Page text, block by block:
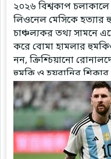
২০২৬ বিশ্বকাপ
লিওনেল মেসিকে হত্যার
চাঞ্চল্যকর তথ্য সামনে
করে বোমা হামলার
নন, ক্রিশ্চিয়ানো
হুমকি ও হয়রানির শিকার